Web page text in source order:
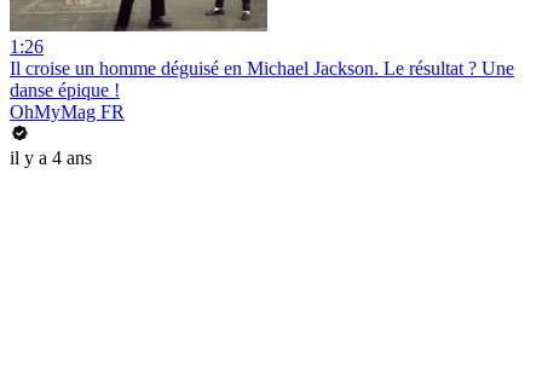
1:26
Il croise un homme déguisé en Michael Jackson. Le résultat ? Une
danse épique !
OhMyMag FR
il y a 4 ans